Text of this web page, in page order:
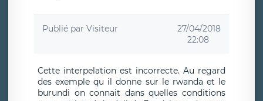
Publié par Visiteur
27/04/2018
22:08
Cette interpelation est incorrecte. Au regard
des exemple qu il donne sur le rwanda et le
burundi on connait dans quelles conditions